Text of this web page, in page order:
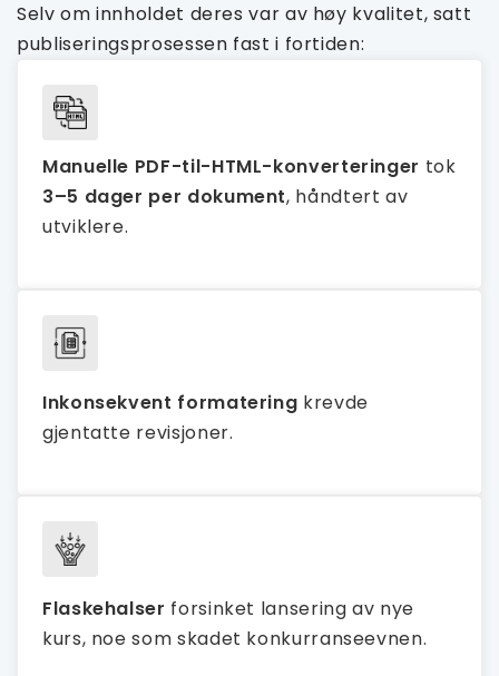
Selv om innholdet deres var av høy kvalitet, satt
publiseringsprosessen fast i fortiden:
Manuelle PDF-til-HTML-konverteringer tok
3–5 dager per dokument, håndtert av
utviklere.
Inkonsekvent formatering krevde
gjentatte revisjoner.
Flaskehalser forsinket lansering av nye
kurs, noe som skadet konkurranseevnen.